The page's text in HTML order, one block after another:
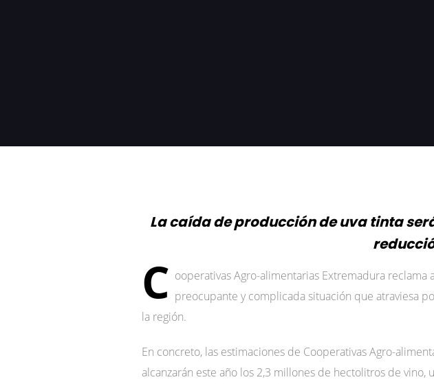
La caída de producción de uva tinta
C ooperativas Agro-alimentarias Extremadura
preocupante y complicada situación que atraviesa
la región.
En concreto, las estimaciones de Cooperativas Agro-
alcanzarán este año los 2,3 millones de hectolitros de